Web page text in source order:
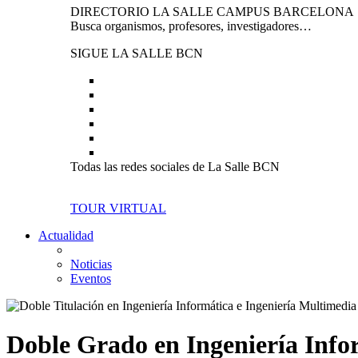
DIRECTORIO LA SALLE CAMPUS BARCELONA
Busca organismos, profesores, investigadores…
SIGUE LA SALLE BCN
Todas las redes sociales de La Salle BCN
TOUR VIRTUAL
Actualidad
Noticias
Eventos
Doble Grado en Ingeniería